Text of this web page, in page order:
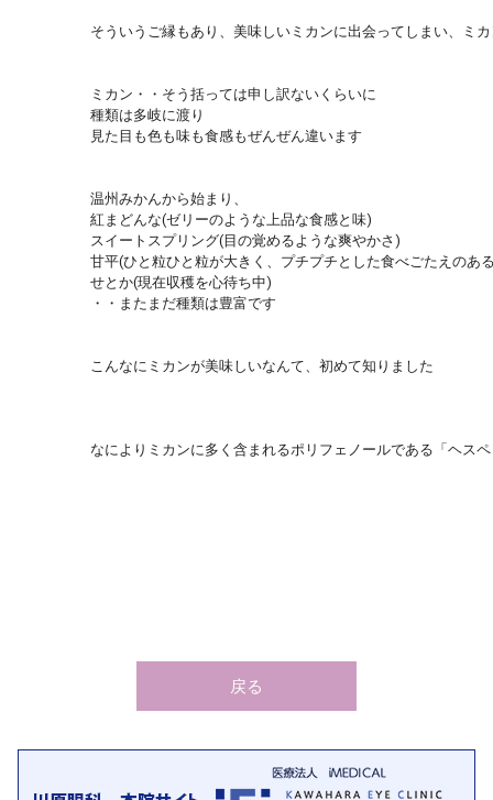
そういうご縁もあり、美味しいミカンに出会ってしまい、 ミ
ミカン・・そう括っては申し訳ないくらいに
種類は多岐に渡り
見た目も色も味も食感もぜんぜん違います
温州みかんから始まり、
紅まどんな(ゼリーのような上品な食感と味)
スイートスプリング(目の覚めるような爽やかさ)
甘平(ひと粒ひと粒が大きく、プチプチとした食べごたえのあ
せとか(現在収穫を心待ち中)
・・またまだ種類は豊富です
こんなにミカンが美味しいなんて、初めて知りました
なによりミカンに多く含まれるポリフェノールである「ヘス
この感動を皆様と共感したいものです
戻る